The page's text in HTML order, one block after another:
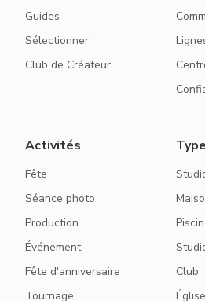
Guides
Sélectionner
Club de Créateur
Activités
Fête
Séance photo
Production
Événement
Fête d'anniversaire
Tournage
Club
Église